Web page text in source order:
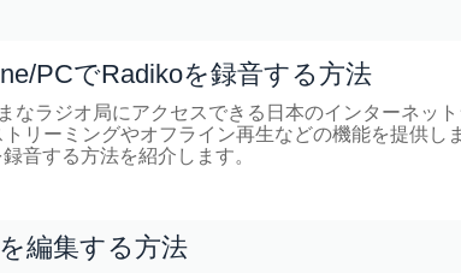
PCでRadikoを録音する方法
なラジオ局にアクセスできる日本のインターネッ
リーミングやオフライン再生などの機能を提供し
音する方法を紹介します。
編集する方法